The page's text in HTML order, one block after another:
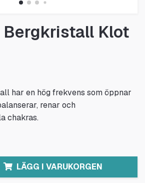
Bergkristall Klot
har en hög frekvens som öppnar
renar och
chakras.
LÄGG I VARUKORGEN